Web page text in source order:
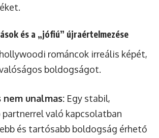
és a „jófiú” újraértelmezése
románcok irreális képét,
boldogságot.
unalmas: Egy stabil,
való kapcsolatban
és tartósabb boldogság érhető